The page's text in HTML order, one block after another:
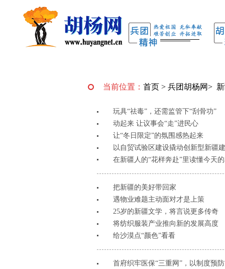
当前位置： 首页 > 兵团胡杨网>
玩具“祛毒”，还需监管下“刮骨功”
动起来 让议事会“走”进民心
让“冬日限定”的氛围感热起来
以自贸试验区建设撬动创新型新疆
在新疆人的“花样奔赴”里读懂今天
把新疆的美好带回家
遇物业难题主动面对才是上策
25岁的新疆文学，将言说更多传奇
将纺织服装产业推向新的发展高度
给沙漠点“颜色”看看
首府织牢医保“三重网”，以制度预防